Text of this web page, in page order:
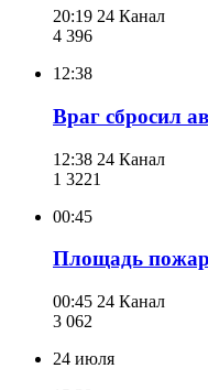
20:19 24 Канал
4 396
12:38
Враг сбросил
12:38 24 Канал
1 3221
00:45
Площадь
00:45 24 Канал
3 062
24 июля